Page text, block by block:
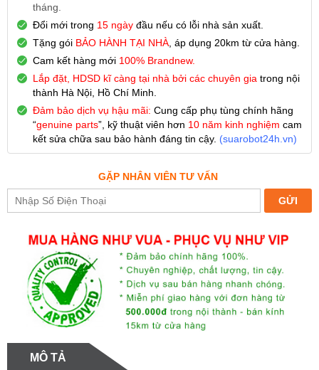
tháng.
Đổi mới trong 15 ngày đầu nếu có lỗi nhà sản xuất.
Tặng gói BẢO HÀNH TẠI NHÀ, áp dụng 20km từ cửa hàng.
Cam kết hàng mới 100% Brandnew.
Lắp đặt, HDSD kĩ càng tại nhà bởi các chuyên gia trong nội
thành Hà Nội, Hồ Chí Minh.
Đảm bảo dịch vụ hậu mãi: Cung cấp phụ tùng chính hãng
“genuine parts”, kỹ thuật viên hơn 10 năm kinh nghiệm cam
kết sửa chữa sau bảo hành đáng tin cậy. (suarobot24h.vn)
GẶP NHÂN VIÊN TƯ VẤN
MÔ TẢ